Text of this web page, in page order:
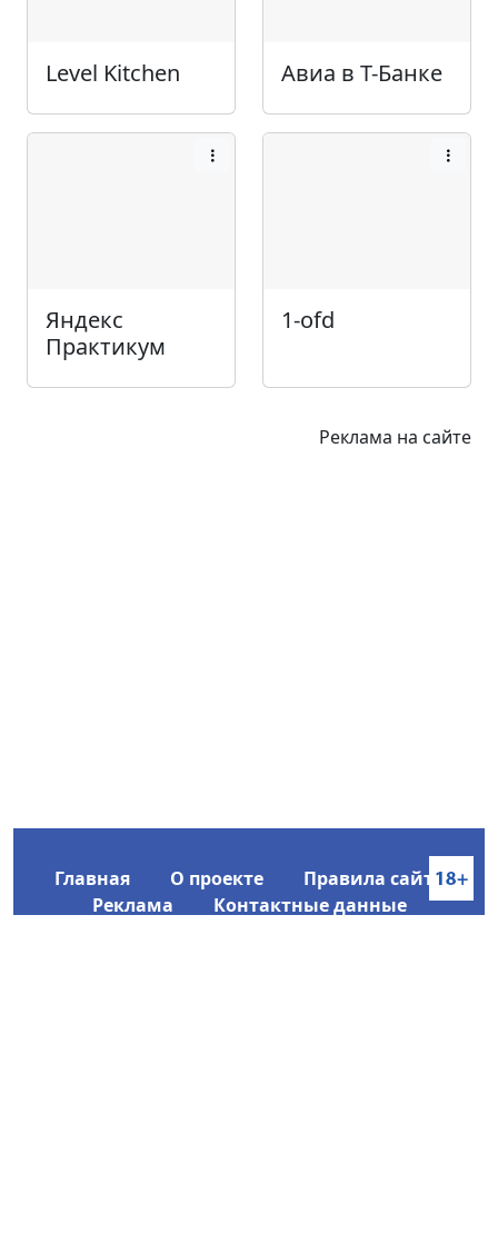
Level Kitchen Авиа в Т-Банке
Яндекс
Практикум
1-ofd
Реклама на сайте
Главная О проекте
Правила сайта
Реклама
Контактные данные